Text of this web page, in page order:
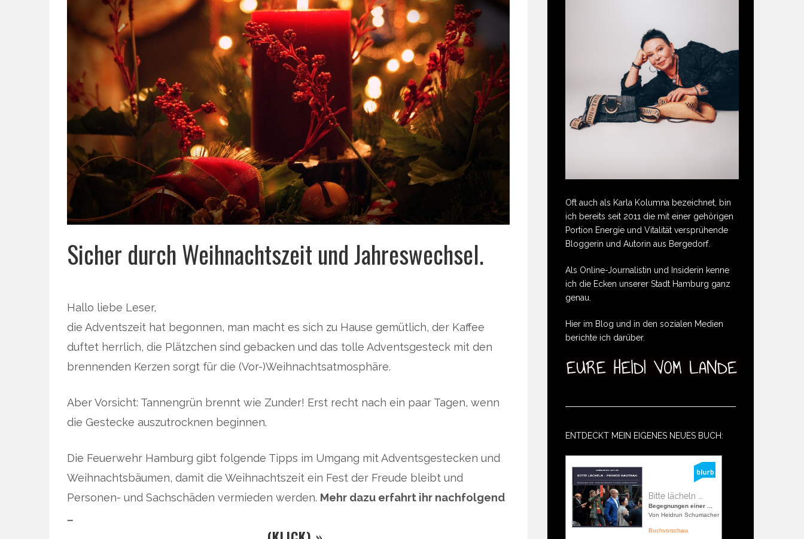
Sicher durch Weihnachtszeit und Jahreswechsel.
Hallo liebe Leser,
die Adventszeit hat begonnen, man macht es sich zu Hause gemütlich, der Kaffee
duftet herrlich, die Plätzchen sind gebacken und das tolle Adventsgesteck mit den
brennenden Kerzen sorgt für die (Vor-)Weihnachtsatmosphäre.
Aber Vorsicht: Tannengrün brennt wie Zunder! Erst recht nach ein paar Tagen, wenn
die Gestecke auszutrocknen beginnen.
Die Feuerwehr Hamburg gibt folgende Tipps im Umgang mit Adventsgestecken und
Weihnachtsbäumen, damit die Weihnachtszeit ein Fest der Freude bleibt und
Personen- und Sachschäden vermieden werden. Mehr dazu erfahrt ihr nachfolgend
…
Oft auch als Karla Kolumna bezeichnet, bin
ich bereits seit 2011 die mit einer gehörigen
Portion Energie und Vitalität versprühende
Bloggerin und Autorin aus Bergedorf.
Als Online-Journalistin und Insiderin kenne
ich die Ecken unserer Stadt Hamburg ganz
genau.
Hier im Blog und in den sozialen Medien
berichte ich darüber.
ENTDECKT MEIN EIGENES NEUES BUCH:
Bitte lächeln ...
Begegnungen einer ...
Von Heidrun Schumacher
Buchvorschau